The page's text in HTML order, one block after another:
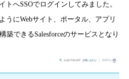
トへSSOでログインしてみました。
うにWebサイト、ポータル、アプリ
築できるSalesforceのサービスとなり